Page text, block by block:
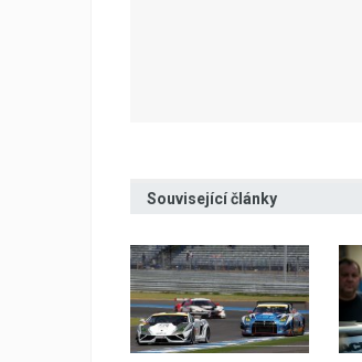
Související články